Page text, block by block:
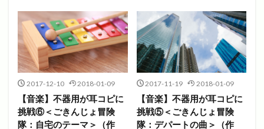
2017-12-10 2018-01-09
【音楽】不器用が耳コピに
挑戦⑥＜ごきんじょ冒険
隊：自宅のテーマ＞（作
2017-11-19 2018-01-09
【音楽】不器用が耳コピに
挑戦⑤＜ごきんじょ冒険
隊：デパートの曲＞（作